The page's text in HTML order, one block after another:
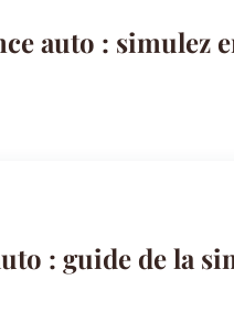
auto : simulez
: guide de la